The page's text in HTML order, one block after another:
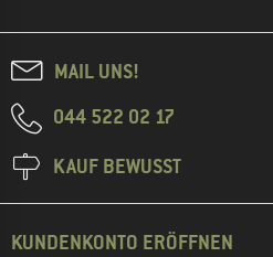
MAIL UNS!
044 522 02 17
KAUF BEWUSST
KUNDENKONTO ERÖFFNEN